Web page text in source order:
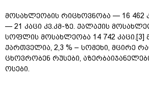
მოსახლეობის რიცხოვნობა — 16 462
— 21 კაცი კვ.კმ-ზე. ქალაქის
სოფლის მოსახლეობა 14 742 კაცი.[3]
ქართველია, 2,3 % – სომეხი, მცირე
ცხოვრობენ რუსები,
ოსები.